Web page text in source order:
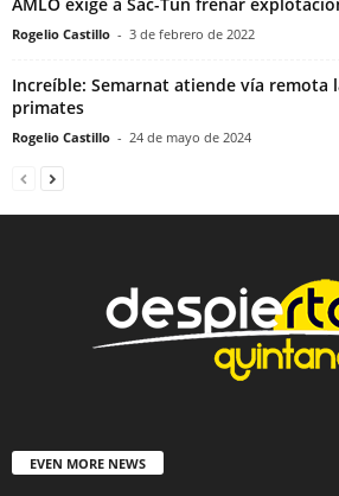
Rogelio Castillo - 3 de febrero de 2022
Increíble: Semarnat atiende vía remota
primates
Rogelio Castillo - 24 de mayo de 2024
EVEN MORE NEWS